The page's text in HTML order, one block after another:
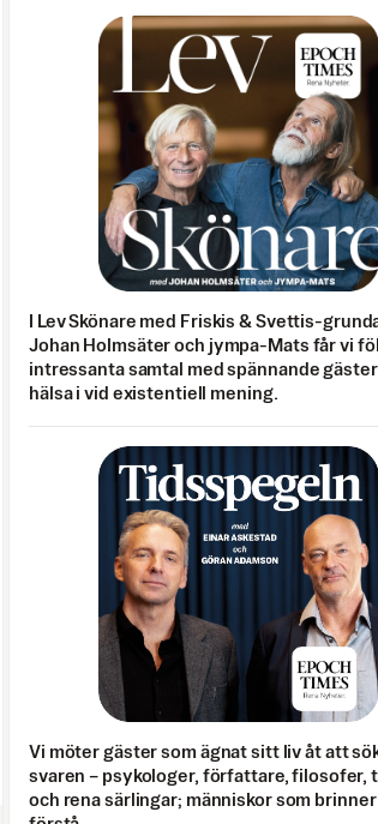
I Lev Skönare med Friskis & Svettis-
Johan Holmsäter och jympa-Mats får vi
intressanta samtal med spännande gäster
hälsa i vid existentiell mening.
Vi möter gäster som ägnat sitt liv åt att
svaren – psykologer, författare, filosofer,
och rena särlingar; människor som